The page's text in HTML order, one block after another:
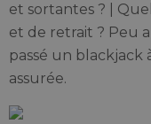
et sortantes ? |
et de retrait ? Peu
passé un
assurée.